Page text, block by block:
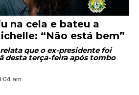
na cela e bateu a
“Não está bem”
que o ex-presidente foi
desta terça-feira após tombo
am